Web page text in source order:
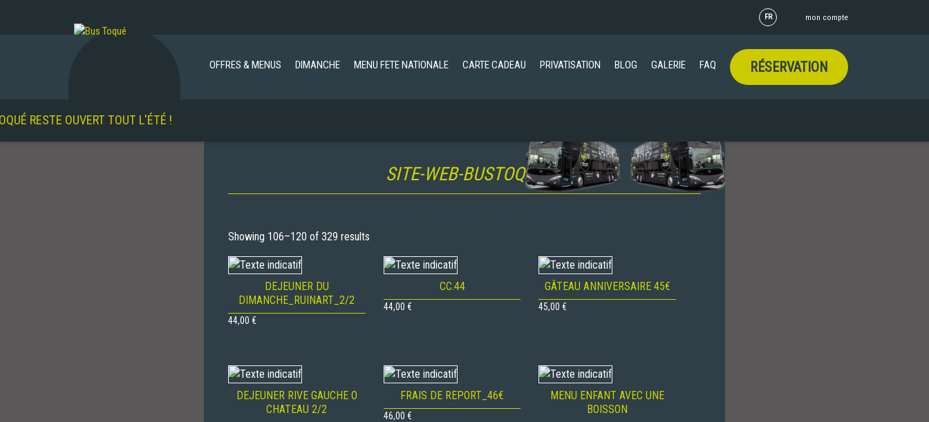
FR mon compte
OFFRES & MENUS DIMANCHE MENU FETE NATIONALE CARTE CADEAU PRIVATISATION BLOG GALERIE FAQ RÉSERVATION
OUVERT TOUT L'ÉTÉ !
SITE-WEB-BUSTOQUE
Showing 106–120 of 329 results
DEJEUNER DU
DIMANCHE_RUINART_2/2
44,00 €
CC.44
44,00 €
GÂTEAU ANNIVERSAIRE 45€
45,00€
DEJEUNER RIVE GAUCHE O
CHATEAU 2/2
FRAIS DE REPORT_46€
46,00 €
MENU ENFANT AVEC UNE
BOISSON